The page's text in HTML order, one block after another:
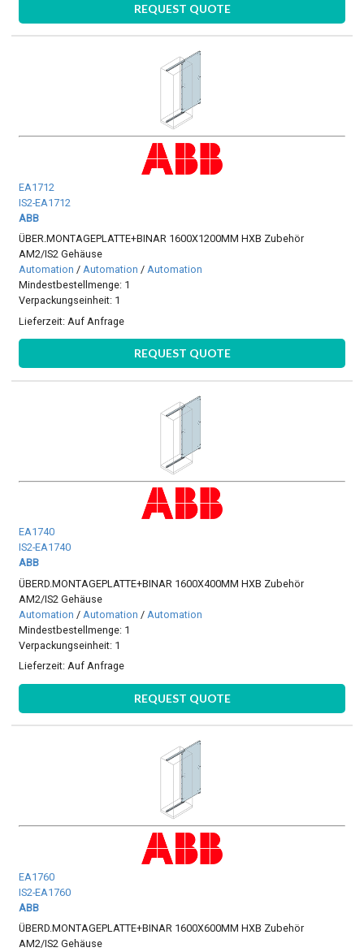
REQUEST QUOTE
EA1712
IS2-EA1712
ABB
ÜBER.MONTAGEPLATTE+BINAR 1600X1200MM HXB Zubehör
AM2/IS2 Gehäuse
Automation /Automation /Automation
Mindestbestellmenge: 1
Verpackungseinheit: 1
Lieferzeit: Auf Anfrage
REQUEST QUOTE
EA1740
IS2-EA1740
ABB
ÜBERD.MONTAGEPLATTE+BINAR 1600X400MM HXB Zubehör
AM2/IS2 Gehäuse
Automation / Automation / Automation
Mindestbestellmenge: 1
Verpackungseinheit: 1
Lieferzeit:Auf Anfrage
REQUEST QUOTE
EA1760
IS2-EA1760
ABB
ÜBERD.MONTAGEPLATTE+BINAR 1600X600MM HXB Zubehör
AM2/IS2 Gehäuse